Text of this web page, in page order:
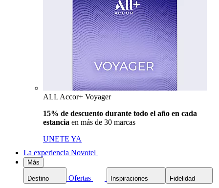
ALL Accor+ Voyager
15% de descuento durante todo el año en cada
estancia en más de 30 marcas
UNETE YA
La experiencia Novotel
Más
Destino Ofertas Inspiraciones Fidelidad